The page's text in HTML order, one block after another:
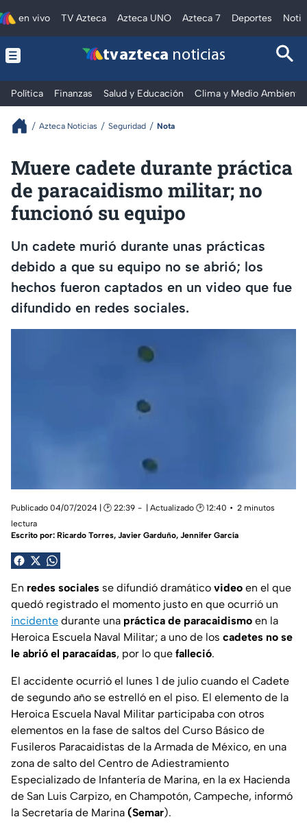
en vivo TV Azteca Azteca UNO Azteca 7 Deportes
tv azteca noticias
Política Finanzas Salud y Educación Clima y Medio Ambiente
Azteca Noticias Seguridad Nota
Muere cadete durante práctica
de paracaidismo militar; no
funcionó su equipo
Un cadete murió durante unas prácticas
debido a que su equipo no se abrió; los
hechos fueron captados en un video que fue
difundido en redes sociales.
Publicado 04/07/2024 | 🕑 22:39 | Actualizado 🕑 12:40
2 minutos
lectura
Escrito por: Ricardo Torres, Javier Garduño, Jennifer García
En redes sociales se difundió dramático video en el que
quedó registrado el momento justo en que ocurrió un
incidente durante una práctica de paracaidismo en la
Heroica Escuela Naval Militar; a uno de los cadetes no se
le abrió el paracaídas, por lo que falleció.
El accidente ocurrió el lunes 1 de julio cuando el Cadete
de segundo año se estrelló en el piso. El elemento de la
Heroica Escuela Naval Militar participaba con otros
elementos en la fase de saltos del Curso Básico de
Fusileros Paracaidistas de la Armada de México, en una
zona de salto del Centro de Adiestramiento
Especializado de Infantería de Marina, en la ex Hacienda
de San Luis Carpizo, en Champotón, Campeche, informó
la Secretaría de Marina (Semar).